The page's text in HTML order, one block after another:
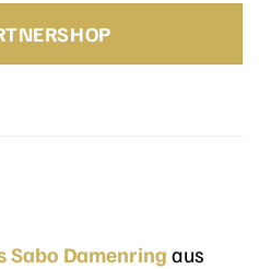
Sabo Damenring aus